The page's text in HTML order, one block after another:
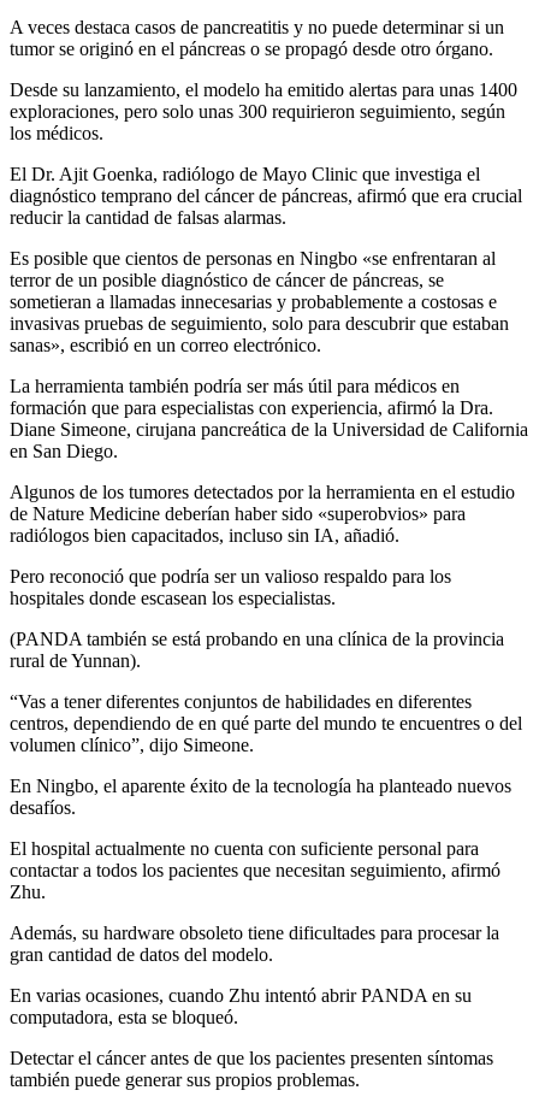
A veces destaca casos de pancreatitis y no puede determinar si un
tumor se originó en el páncreas o se propagó desde otro órgano.
Desde su lanzamiento, el modelo ha emitido alertas para unas 1400
exploraciones, pero solo unas 300 requirieron seguimiento, según
los médicos.
El Dr. Ajit Goenka, radiólogo de Mayo Clinic que investiga el
diagnóstico temprano del cáncer de páncreas, afirmó que era crucial
reducir la cantidad de falsas alarmas.
Es posible que cientos de personas en Ningbo «se enfrentaran al
terror de un posible diagnóstico de cáncer de páncreas, se
sometieran a llamadas innecesarias y probablemente a costosas e
invasivas pruebas de seguimiento, solo para descubrir que estaban
sanas», escribió en un correo electrónico.
La herramienta también podría ser más útil para médicos en
formación que para especialistas con experiencia, afirmó la Dra.
Diane Simeone, cirujana pancreática de la Universidad de California
en San Diego.
Algunos de los tumores detectados por la herramienta en el estudio
de Nature Medicine deberían haber sido «superobvios» para
radiólogos bien capacitados, incluso sin IA, añadió.
Pero reconoció que podría ser un valioso respaldo para los
hospitales donde escasean los especialistas.
(PANDA también se está probando en una clínica de la provincia
rural de Yunnan).
“Vas a tener diferentes conjuntos de habilidades en diferentes
centros, dependiendo de en qué parte del mundo te encuentres o del
volumen clínico”, dijo Simeone.
En Ningbo, el aparente éxito de la tecnología ha planteado nuevos
desafíos.
El hospital actualmente no cuenta con suficiente personal para
contactar a todos los pacientes que necesitan seguimiento, afirmó
Zhu.
Además, su hardware obsoleto tiene dificultades para procesar la
gran cantidad de datos del modelo.
En varias ocasiones, cuando Zhu intentó abrir PANDA en su
computadora, esta se bloqueó.
Detectar el cáncer antes de que los pacientes presenten síntomas
también puede generar sus propios problemas.